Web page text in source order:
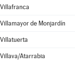
Villafranca
Villamayor de Monjardín
Villatuerta
Villava/Atarrabia